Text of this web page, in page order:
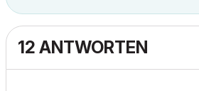
12 ANTWORTEN